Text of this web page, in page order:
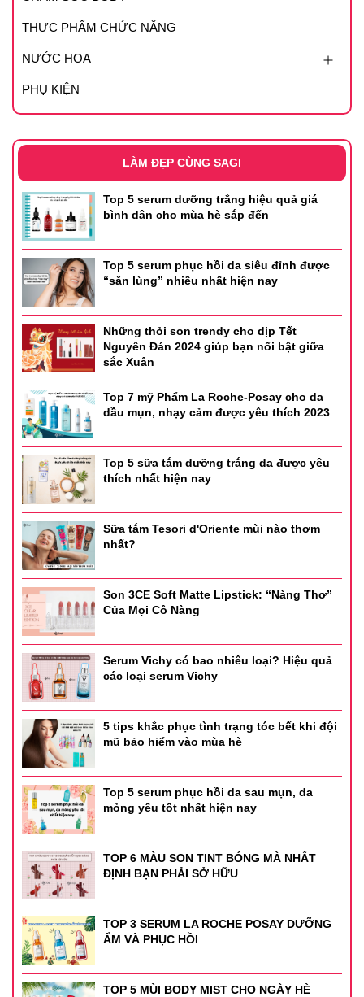
- Niacinamide giúp da tự sản sinh thêm ceramides và các
da, giúp hỗ trợ làm trắng da, phòng ngừa lão hoá và giảm
- Vì sở hữu độ PH lý tưởng nên sản phẩm sữa rửa mặt này
không tạo bọt nhiều như các loại sữa rửa mặt khác khiến
da bị mất đi độ ẩm.
Vì sở hữu độ PH lý tưởng nên sản phẩm sữa rửa mặt này
không tạo bọt nhiều như các loại sữa rửa mặt khác
Hướng Dẫn Sử Dụng:
- Nên sử dụng 2 lần/ngày vào buổi sáng và tối.
- Đầu tiên là làm ẩm mặt với nước âm ấm sau đó nhẹ nhàng
mát xa sữa rửa mặt trên da theo chuyển động tròn từ trong
ra ngoài, từ dưới lên trên.
Thông tin sản phẩm :
- Dung tích: 473ml
- Thương hiệu: Cerave
- Xuất xứ thương hiệu: Mỹ.
THỰC PHẨM CHỨC NĂNG
NƯỚC HOA
PHỤ KIỆN
LÀM ĐẸP CÙNG SAGI
Top 5 serum dưỡng trắng hiệu quả giá
bình dân cho mùa hè sắp đến
Top 5 serum phục hồi da siêu đỉnh được
“săn lùng” nhiều nhất hiện nay
Những thỏi son trendy cho dịp Tết
Nguyên Đán 2024 giúp bạn nổi bật giữa
sắc Xuân
Top 7 mỹ Phẩm La Roche-Posay cho da
dầu mụn, nhạy cảm được yêu thích 2023
Top 5 sữa tắm dưỡng trắng da được yêu
thích nhất hiện nay
Sữa tắm Tesori d'Oriente mùi nào thơm
nhất?
Son 3CE Soft Matte Lipstick: “Nàng Thơ”
Của Mọi Cô Nàng
Serum Vichy có bao nhiêu loại? Hiệu quả
các loại serum Vichy
5 tips khắc phục tình trạng tóc bết khi đội
mũ bảo hiểm vào mùa hè
Top 5 serum phục hồi da sau mụn, da
mỏng yếu tốt nhất hiện nay
TOP 6 MÀU SON TINT BÓNG MÀ NHẤT
ĐỊNH BẠN PHẢI SỞ HỮU
TOP 3 SERUM LA ROCHE POSAY DƯỠNG
ẨM VÀ PHỤC HỒI
TOP 5 MÙI BODY MIST CHO NGÀY HÈ